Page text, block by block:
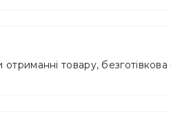
отриманні товару,